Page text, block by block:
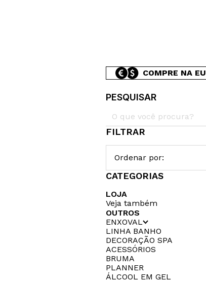
COMPRE NA
PESQUISAR
FILTRAR
Ordenar por:
CATEGORIAS
LOJA
Veja também
OUTROS
ENXOVAL
LINHA BANHO
DECORAÇÃO SPA
ACESSÓRIOS
BRUMA
PLANNER
ÁLCOOL EM GEL